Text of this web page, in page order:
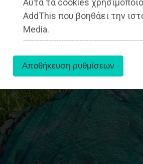
Αυτά τα cookies
AddThis που βοηθάει την
Media.